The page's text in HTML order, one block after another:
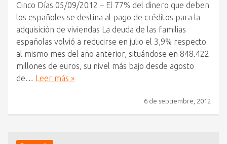
Cinco Días 05/09/2012 – El 77% del dinero que deben
los españoles se destina al pago de créditos para la
adquisición de viviendas La deuda de las familias
españolas volvió a reducirse en julio el 3,9% respecto
al mismo mes del año anterior, situándose en 848.422
millones de euros, su nivel más bajo desde agosto
de… Leer más »
6 de septiembre, 2012